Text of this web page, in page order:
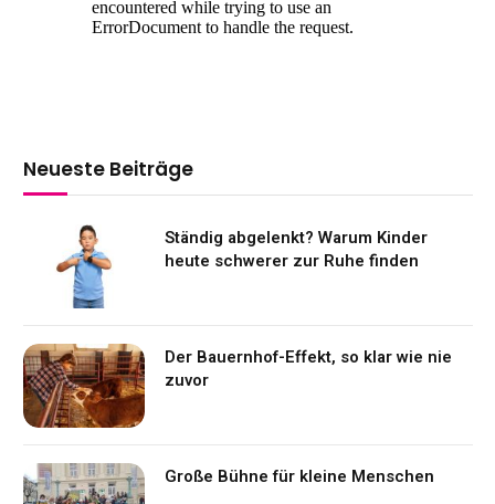
Neueste Beiträge
Ständig abgelenkt? Warum Kinder
heute schwerer zur Ruhe finden
Der Bauernhof-Effekt, so klar wie nie
zuvor
Große Bühne für kleine Menschen